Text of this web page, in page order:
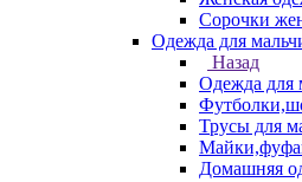
Сорочки
Одежда для
Назад
Одежда для
Трусы для
Домашняя